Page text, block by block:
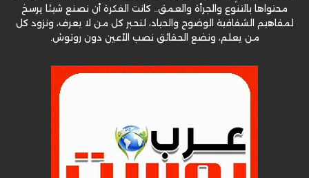
محتواها بالتنوع والجرأة والعمق.. كانت الفكرة أن نصنع شيئا يرسخ
لمفاهيم الشفافية الوضوح والحياد، لنحبر كل من لا يعرف، ونزود كل
من يعلم، ونضع الحقائق نصب الأعين دون روتوش.